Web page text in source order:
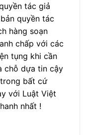
tác giả
quyền tác
hàng soạn
chấp với các
tụng khi cần
chỗ dựa tin cậy
bất cứ
với Luật Việt
nhất !